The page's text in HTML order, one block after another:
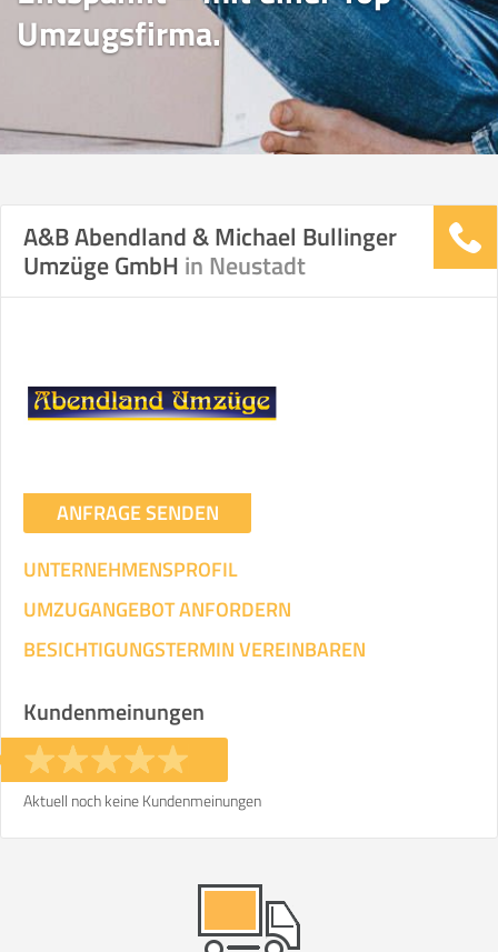
Umzugsfirma.
A&B Abendland & Michael Bullinger
Umzüge GmbH in Neustadt
ANFRAGE SENDEN
UNTERNEHMENSPROFIL
UMZUGANGEBOT ANFORDERN
BESICHTIGUNGSTERMIN VEREINBAREN
Kundenmeinungen
Aktuell noch keine Kundenmeinungen